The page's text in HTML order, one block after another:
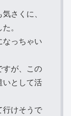
さくに、
。
っちゃい
すが、この
いとして活
行けそうで